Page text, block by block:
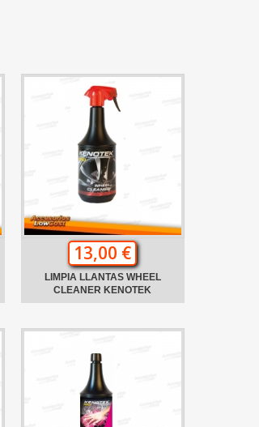
13,00 €
LIMPIA LLANTAS WHEEL
CLEANER KENOTEK